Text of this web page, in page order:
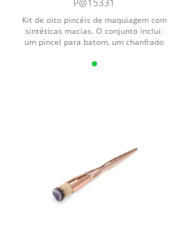
P@15331
Kit de oito pincéis de maquiagem com
sintéticas macias. O conjunto inclui:
um pincel para batom, um chanfrado